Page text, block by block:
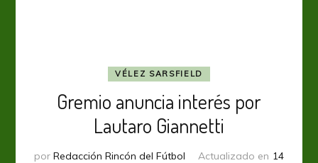
VÉLEZ SARSFIELD
Gremio anuncia interés por
Lautaro Giannetti
por Redacción Rincón del Fútbol Actualizado en 14